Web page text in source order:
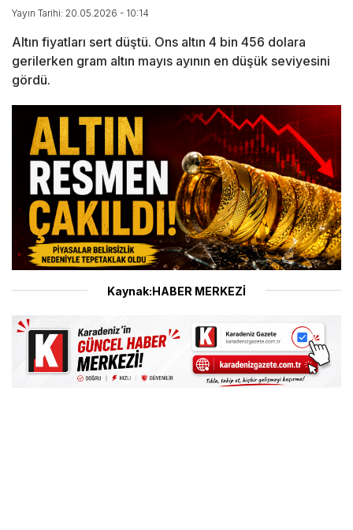
Yayın Tarihi: 20.05.2026 - 10:14
Altın fiyatları sert düştü. Ons altın 4 bin 456 dolara
gerilerken gram altın mayıs ayının en düşük seviyesini
gördü.
Kaynak:HABER MERKEZİ